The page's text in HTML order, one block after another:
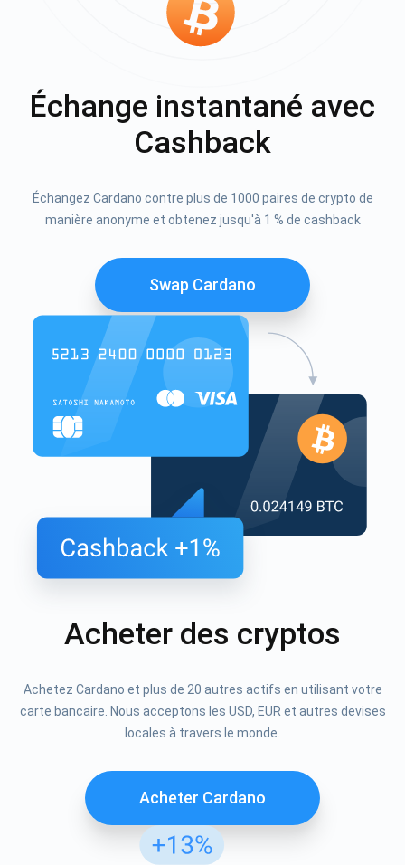
Échange instantané avec
Cashback
Échangez Cardano contre plus de 1000 paires de crypto de
manière anonyme et obtenez jusqu'à 1 % de cashback
Swap Cardano
Acheter des cryptos
Achetez Cardano et plus de 20 autres actifs en utilisant votre
carte bancaire. Nous acceptons les USD, EUR et autres devises
locales à travers le monde.
Acheter Cardano